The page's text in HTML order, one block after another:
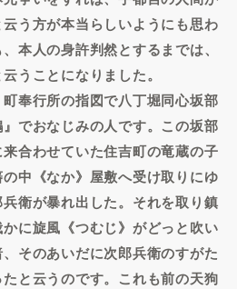
う方が本当らしいようにも思わ
本人の身許判然とするまでは、
うことになりました。
奉行所の指図で八丁堀同心坂部
でおなじみの人です。この坂部
合わせていた住吉町の竜蔵の子
中《なか》屋敷へ受け取りにゆ
衛が暴れ出した。それを取り鎮
に旋風《つむじ》がどっと吹い
そのあいだに次郎兵衛のすがた
と云うのです。これも前の天狗